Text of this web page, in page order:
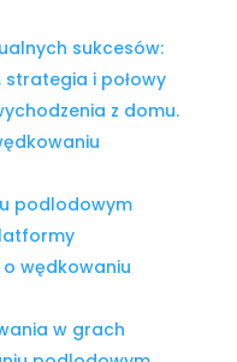
sukcesów:
i połowy
z domu.
podlodowym
wędkowaniu
w grach